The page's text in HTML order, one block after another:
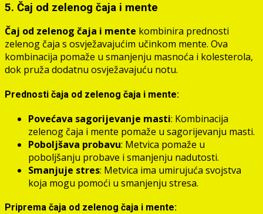
5. Čaj od zelenog čaja i mente
Čaj od zelenog čaja i mente kombinira prednosti
zelenog čaja s osvježavajućim učinkom mente. Ova
kombinacija pomaže u smanjenju masnoća i kolesterola,
dok pruža dodatnu osvježavajuću notu.
Prednosti čaja od zelenog čaja i mente:
Povećava sagorijevanje masti: Kombinacija
zelenog čaja i mente pomaže u sagorijevanju masti.
Poboljšava probavu: Metvica pomaže u
poboljšanju probave i smanjenju nadutosti.
Smanjuje stres: Metvica ima umirujuća svojstva
koja mogu pomoći u smanjenju stresa.
Priprema čaja od zelenog čaja i mente: